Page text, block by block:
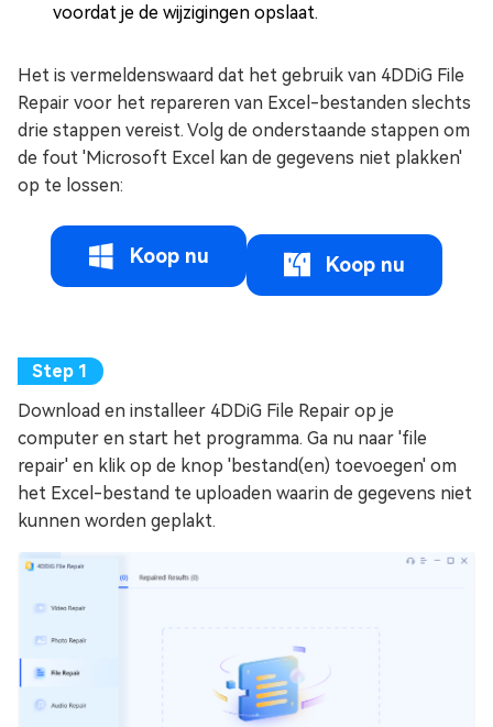
voordat je de wijzigingen opslaat.
Het is vermeldenswaard dat het gebruik van 4DDiG File
Repair voor het repareren van Excel-bestanden slechts
drie stappen vereist. Volg de onderstaande stappen om
de fout 'Microsoft Excel kan de gegevens niet plakken'
op te lossen:
Koop nu Koop nu
Download en installeer 4DDiG File Repair op je
computer en start het programma. Ga nu naar 'file
repair' en klik op de knop 'bestand(en) toevoegen' om
het Excel-bestand te uploaden waarin de gegevens niet
kunnen worden geplakt.